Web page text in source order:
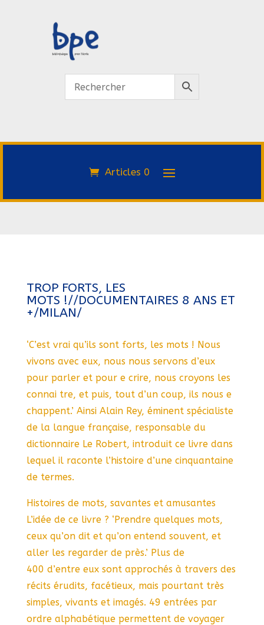
Articles 0
TROP FORTS, LES
MOTS !//DOCUMENTAIRES 8 ANS ET
+/MILAN/
‘C’est vrai qu’ils sont forts, les mots ! Nous
vivons avec eux, nous nous servons d’eux
pour parler et pour e crire, nous croyons les
connai tre, et puis, tout d’un coup, ils nous e
chappent.’ Ainsi Alain Rey, éminent spécialiste
de la langue française, responsable du
dictionnaire Le Robert, introduit ce livre dans
lequel il raconte l’histoire d’une cinquantaine
de termes.
Histoires de mots, savantes et amusantes
L’idée de ce livre ? ‘Prendre quelques mots,
ceux qu’on dit et qu’on entend souvent, et
aller les regarder de près.’ Plus de
400 d’entre eux sont approchés à travers des
récits érudits, facétieux, mais pourtant très
simples, vivants et imagés. 49 entrées par
ordre alphabétique permettent de voyager